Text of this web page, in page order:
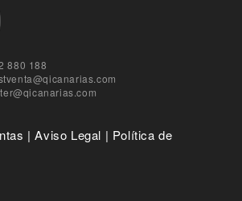
880 188
|Aviso Legal | Política de